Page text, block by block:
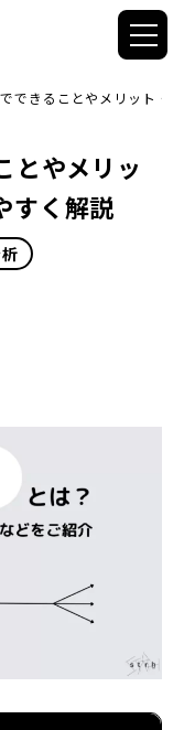
できることやメリット・
とやメリッ
すく解説